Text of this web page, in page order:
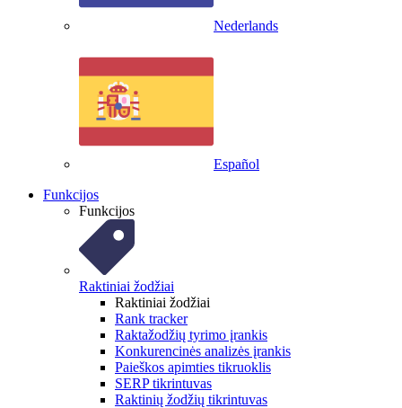
Nederlands
Español
Funkcijos
Funkcijos
Raktiniai žodžiai
Raktiniai žodžiai
Rank tracker
Raktažodžių tyrimo įrankis
Konkurencinės analizės įrankis
Paieškos apimties tikruoklis
SERP tikrintuvas
Raktinių žodžių tikrintuvas